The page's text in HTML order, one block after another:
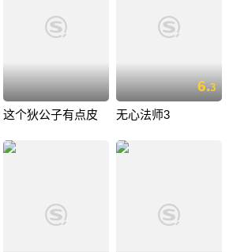
这个狄公子有点皮
6.3
无心法师3